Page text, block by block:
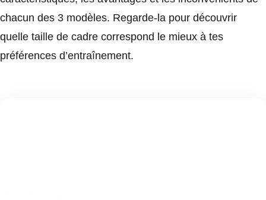
chacun des 3 modèles. Regarde-la pour découvrir
quelle taille de cadre correspond le mieux à tes
préférences d’entraînement.